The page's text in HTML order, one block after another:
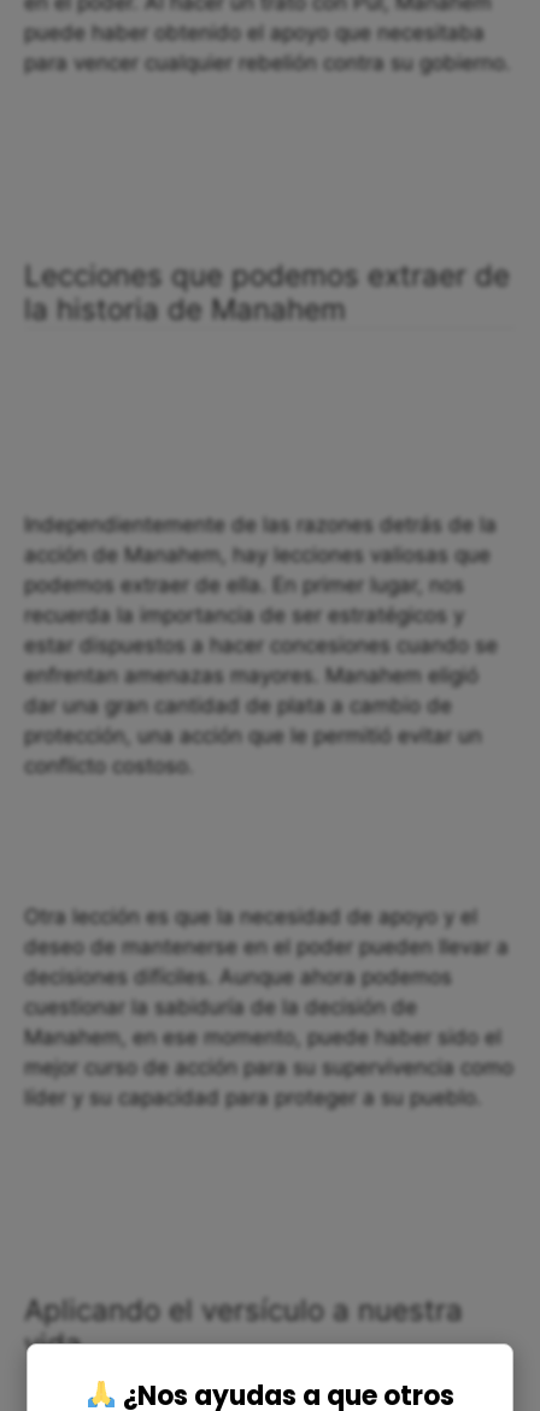
puede haber obtenido el apoyo que necesitaba
para vencer cualquier rebelión contra su gobierno.
Lecciones que podemos extraer de
la historia de Manahem
Independientemente de las razones detrás de la
acción de Manahem, hay lecciones valiosas que
podemos extraer de ella. En primer lugar, nos
recuerda la importancia de ser estratégicos y
estar dispuestos a hacer concesiones cuando se
enfrentan amenazas mayores. Manahem eligió
dar una gran cantidad de plata a cambio de
protección, una acción que le permitió evitar un
conflicto costoso.
Otra lección es que la necesidad de apoyo y el
deseo de mantenerse en el poder pueden llevar a
decisiones difíciles. Aunque ahora podemos
cuestionar la sabiduría de la decisión de
Manahem, en ese momento, puede haber sido el
mejor curso de acción para su supervivencia como
líder y su capacidad para proteger a su pueblo.
Aplicando el versículo a nuestra
vida
¿Nos ayudas a que otros